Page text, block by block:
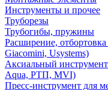
Инструменты и прочее
Труборезы
Трубогибы, пружины
Расширение,
Giacomini, Usystems)
Аксиальный
Aqua, РТП, MVI)
Пресс-инструмент для